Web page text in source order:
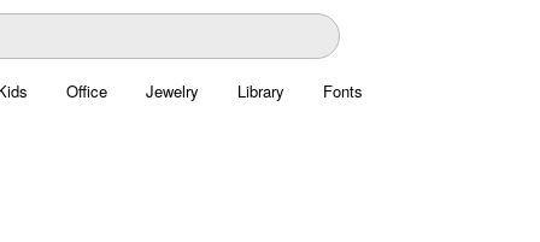
Office Jewelry Library Fonts